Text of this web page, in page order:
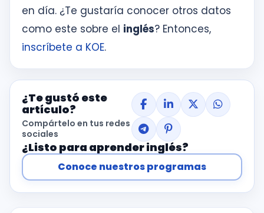
en día. ¿Te gustaría conocer otros datos
como este sobre el inglés? Entonces,
inscríbete a KOE.
¿Te gustó este
artículo?
Compártelo en tus redes
sociales
¿Listo para aprender inglés?
Conoce nuestros programas